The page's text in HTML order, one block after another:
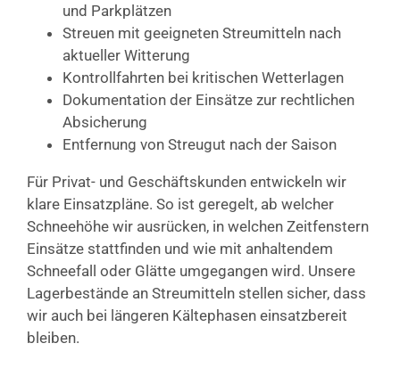
und Parkplätzen
Streuen mit geeigneten Streumitteln nach
aktueller Witterung
Kontrollfahrten bei kritischen Wetterlagen
Dokumentation der Einsätze zur rechtlichen
Absicherung
Entfernung von Streugut nach der Saison
Für Privat- und Geschäftskunden entwickeln wir
klare Einsatzpläne. So ist geregelt, ab welcher
Schneehöhe wir ausrücken, in welchen Zeitfenstern
Einsätze stattfinden und wie mit anhaltendem
Schneefall oder Glätte umgegangen wird. Unsere
Lagerbestände an Streumitteln stellen sicher, dass
wir auch bei längeren Kältephasen einsatzbereit
bleiben.